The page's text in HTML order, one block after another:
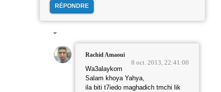
RÉPONDRE
Rachid Amaoui
8 oct. 2013, 22:41:00
Wa3alaykom
Salam khoya Yahya,
ila biti t7iedo maghadich tmchi lik